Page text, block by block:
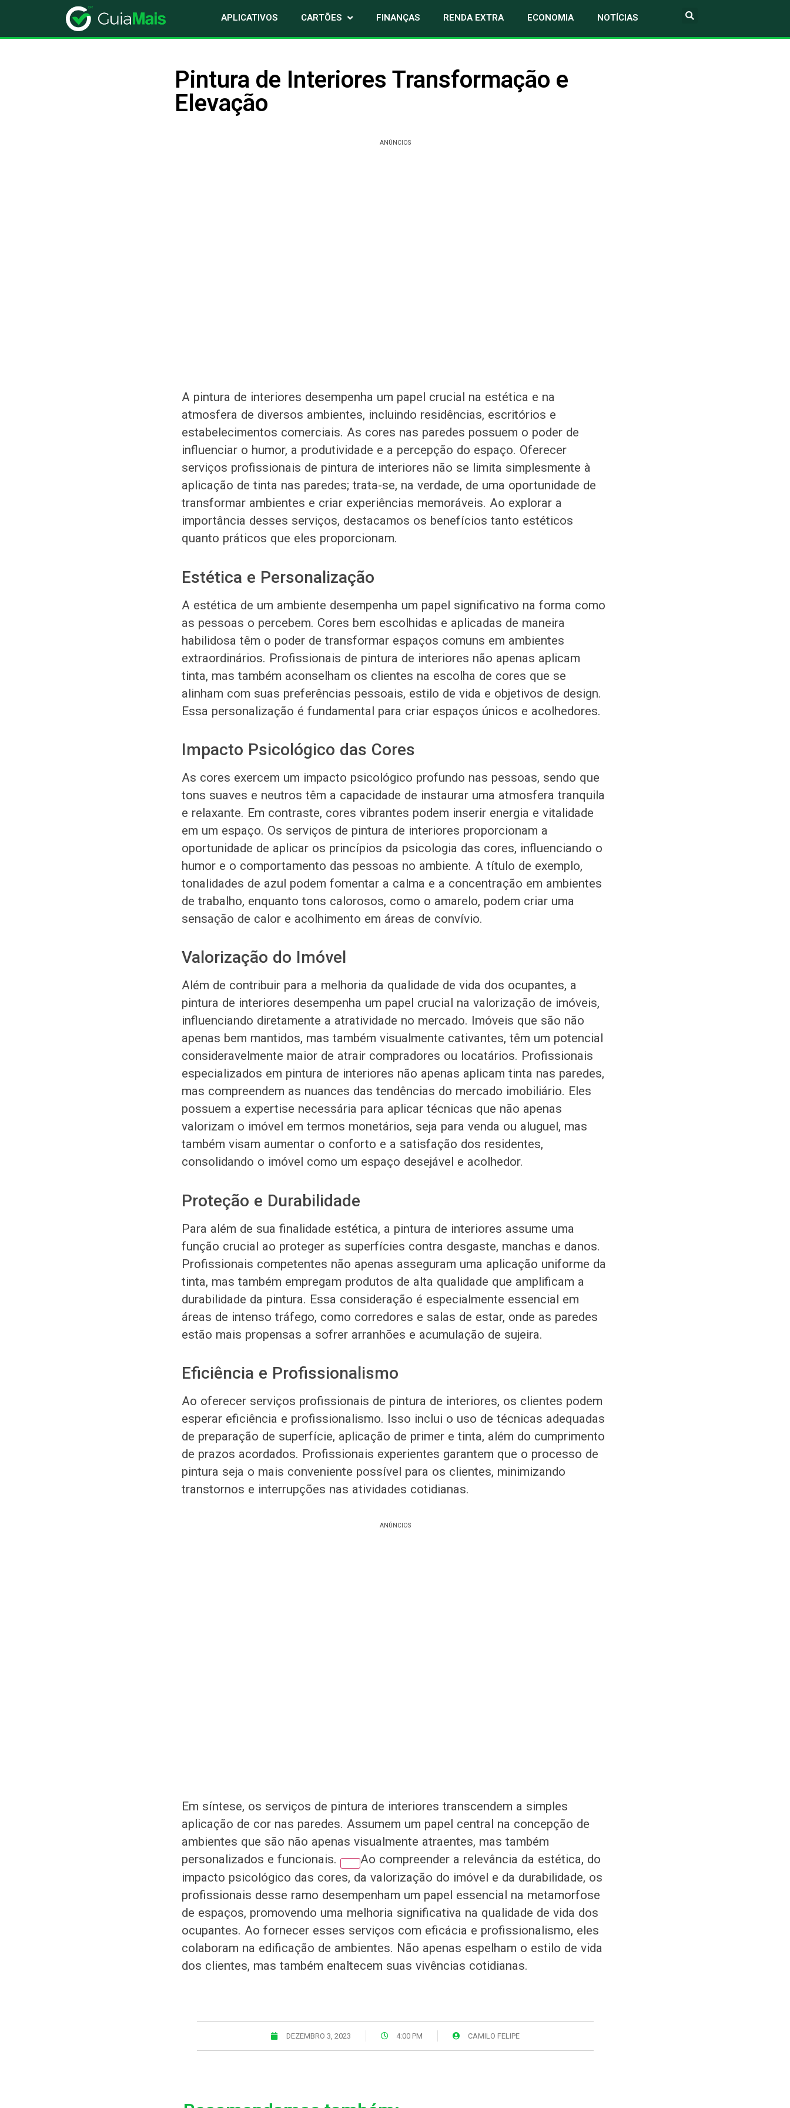
APLICATIVOS CARTÕES FINANÇAS RENDA EXTRA ECONOMIA NOTÍCIAS
Pintura de Interiores Transformação e
Elevação
ANÚNCIOS
A pintura de interiores desempenha um papel crucial na estética e na
atmosfera de diversos ambientes, incluindo residências, escritórios e
estabelecimentos comerciais. As cores nas paredes possuem o poder de
influenciar o humor, a produtividade e a percepção do espaço. Oferecer
serviços profissionais de pintura de interiores não se limita simplesmente à
aplicação de tinta nas paredes; trata-se, na verdade, de uma oportunidade de
transformar ambientes e criar experiências memoráveis. Ao explorar a
importância desses serviços, destacamos os benefícios tanto estéticos
quanto práticos que eles proporcionam.
Estética e Personalização
A estética de um ambiente desempenha um papel significativo na forma como
as pessoas o percebem. Cores bem escolhidas e aplicadas de maneira
habilidosa têm o poder de transformar espaços comuns em ambientes
extraordinários. Profissionais de pintura de interiores não apenas aplicam
tinta, mas também aconselham os clientes na escolha de cores que se
alinham com suas preferências pessoais, estilo de vida e objetivos de design.
Essa personalização é fundamental para criar espaços únicos e acolhedores.
Impacto Psicológico das Cores
As cores exercem um impacto psicológico profundo nas pessoas, sendo que
tons suaves e neutros têm a capacidade de instaurar uma atmosfera tranquila
e relaxante. Em contraste, cores vibrantes podem inserir energia e vitalidade
em um espaço. Os serviços de pintura de interiores proporcionam a
oportunidade de aplicar os princípios da psicologia das cores, influenciando o
humor e o comportamento das pessoas no ambiente. A título de exemplo,
tonalidades de azul podem fomentar a calma e a concentração em ambientes
de trabalho, enquanto tons calorosos, como o amarelo, podem criar uma
sensação de calor e acolhimento em áreas de convívio.
Valorização do Imóvel
Além de contribuir para a melhoria da qualidade de vida dos ocupantes, a
pintura de interiores desempenha um papel crucial na valorização de imóveis,
influenciando diretamente a atratividade no mercado. Imóveis que são não
apenas bem mantidos, mas também visualmente cativantes, têm um potencial
consideravelmente maior de atrair compradores ou locatários. Profissionais
especializados em pintura de interiores não apenas aplicam tinta nas paredes,
mas compreendem as nuances das tendências do mercado imobiliário. Eles
possuem a expertise necessária para aplicar técnicas que não apenas
valorizam o imóvel em termos monetários, seja para venda ou aluguel, mas
também visam aumentar o conforto e a satisfação dos residentes,
consolidando o imóvel como um espaço desejável e acolhedor.
Proteção e Durabilidade
Para além de sua finalidade estética, a pintura de interiores assume uma
função crucial ao proteger as superfícies contra desgaste, manchas e danos.
Profissionais competentes não apenas asseguram uma aplicação uniforme da
tinta, mas também empregam produtos de alta qualidade que amplificam a
durabilidade da pintura. Essa consideração é especialmente essencial em
áreas de intenso tráfego, como corredores e salas de estar, onde as paredes
estão mais propensas a sofrer arranhões e acumulação de sujeira.
Eficiência e Profissionalismo
Ao oferecer serviços profissionais de pintura de interiores, os clientes podem
esperar eficiência e profissionalismo. Isso inclui o uso de técnicas adequadas
de preparação de superfície, aplicação de primer e tinta, além do cumprimento
de prazos acordados. Profissionais experientes garantem que o processo de
pintura seja o mais conveniente possível para os clientes, minimizando
transtornos e interrupções nas atividades cotidianas.
ANÚNCIOS
Em síntese, os serviços de pintura de interiores transcendem a simples
aplicação de cor nas paredes. Assumem um papel central na concepção de
ambientes que são não apenas visualmente atraentes, mas também
personalizados e funcionais.
Ao compreender a relevância da estética, do
impacto psicológico das cores, da valorização do imóvel e da durabilidade, os
profissionais desse ramo desempenham um papel essencial na metamorfose
de espaços, promovendo uma melhoria significativa na qualidade de vida dos
ocupantes. Ao fornecer esses serviços com eficácia e profissionalismo, eles
colaboram na edificação de ambientes. Não apenas espelham o estilo de vida
dos clientes, mas também enaltecem suas vivências cotidianas.
DEZEMBRO 3, 2023 4:00 PM CAMILO FELIPE